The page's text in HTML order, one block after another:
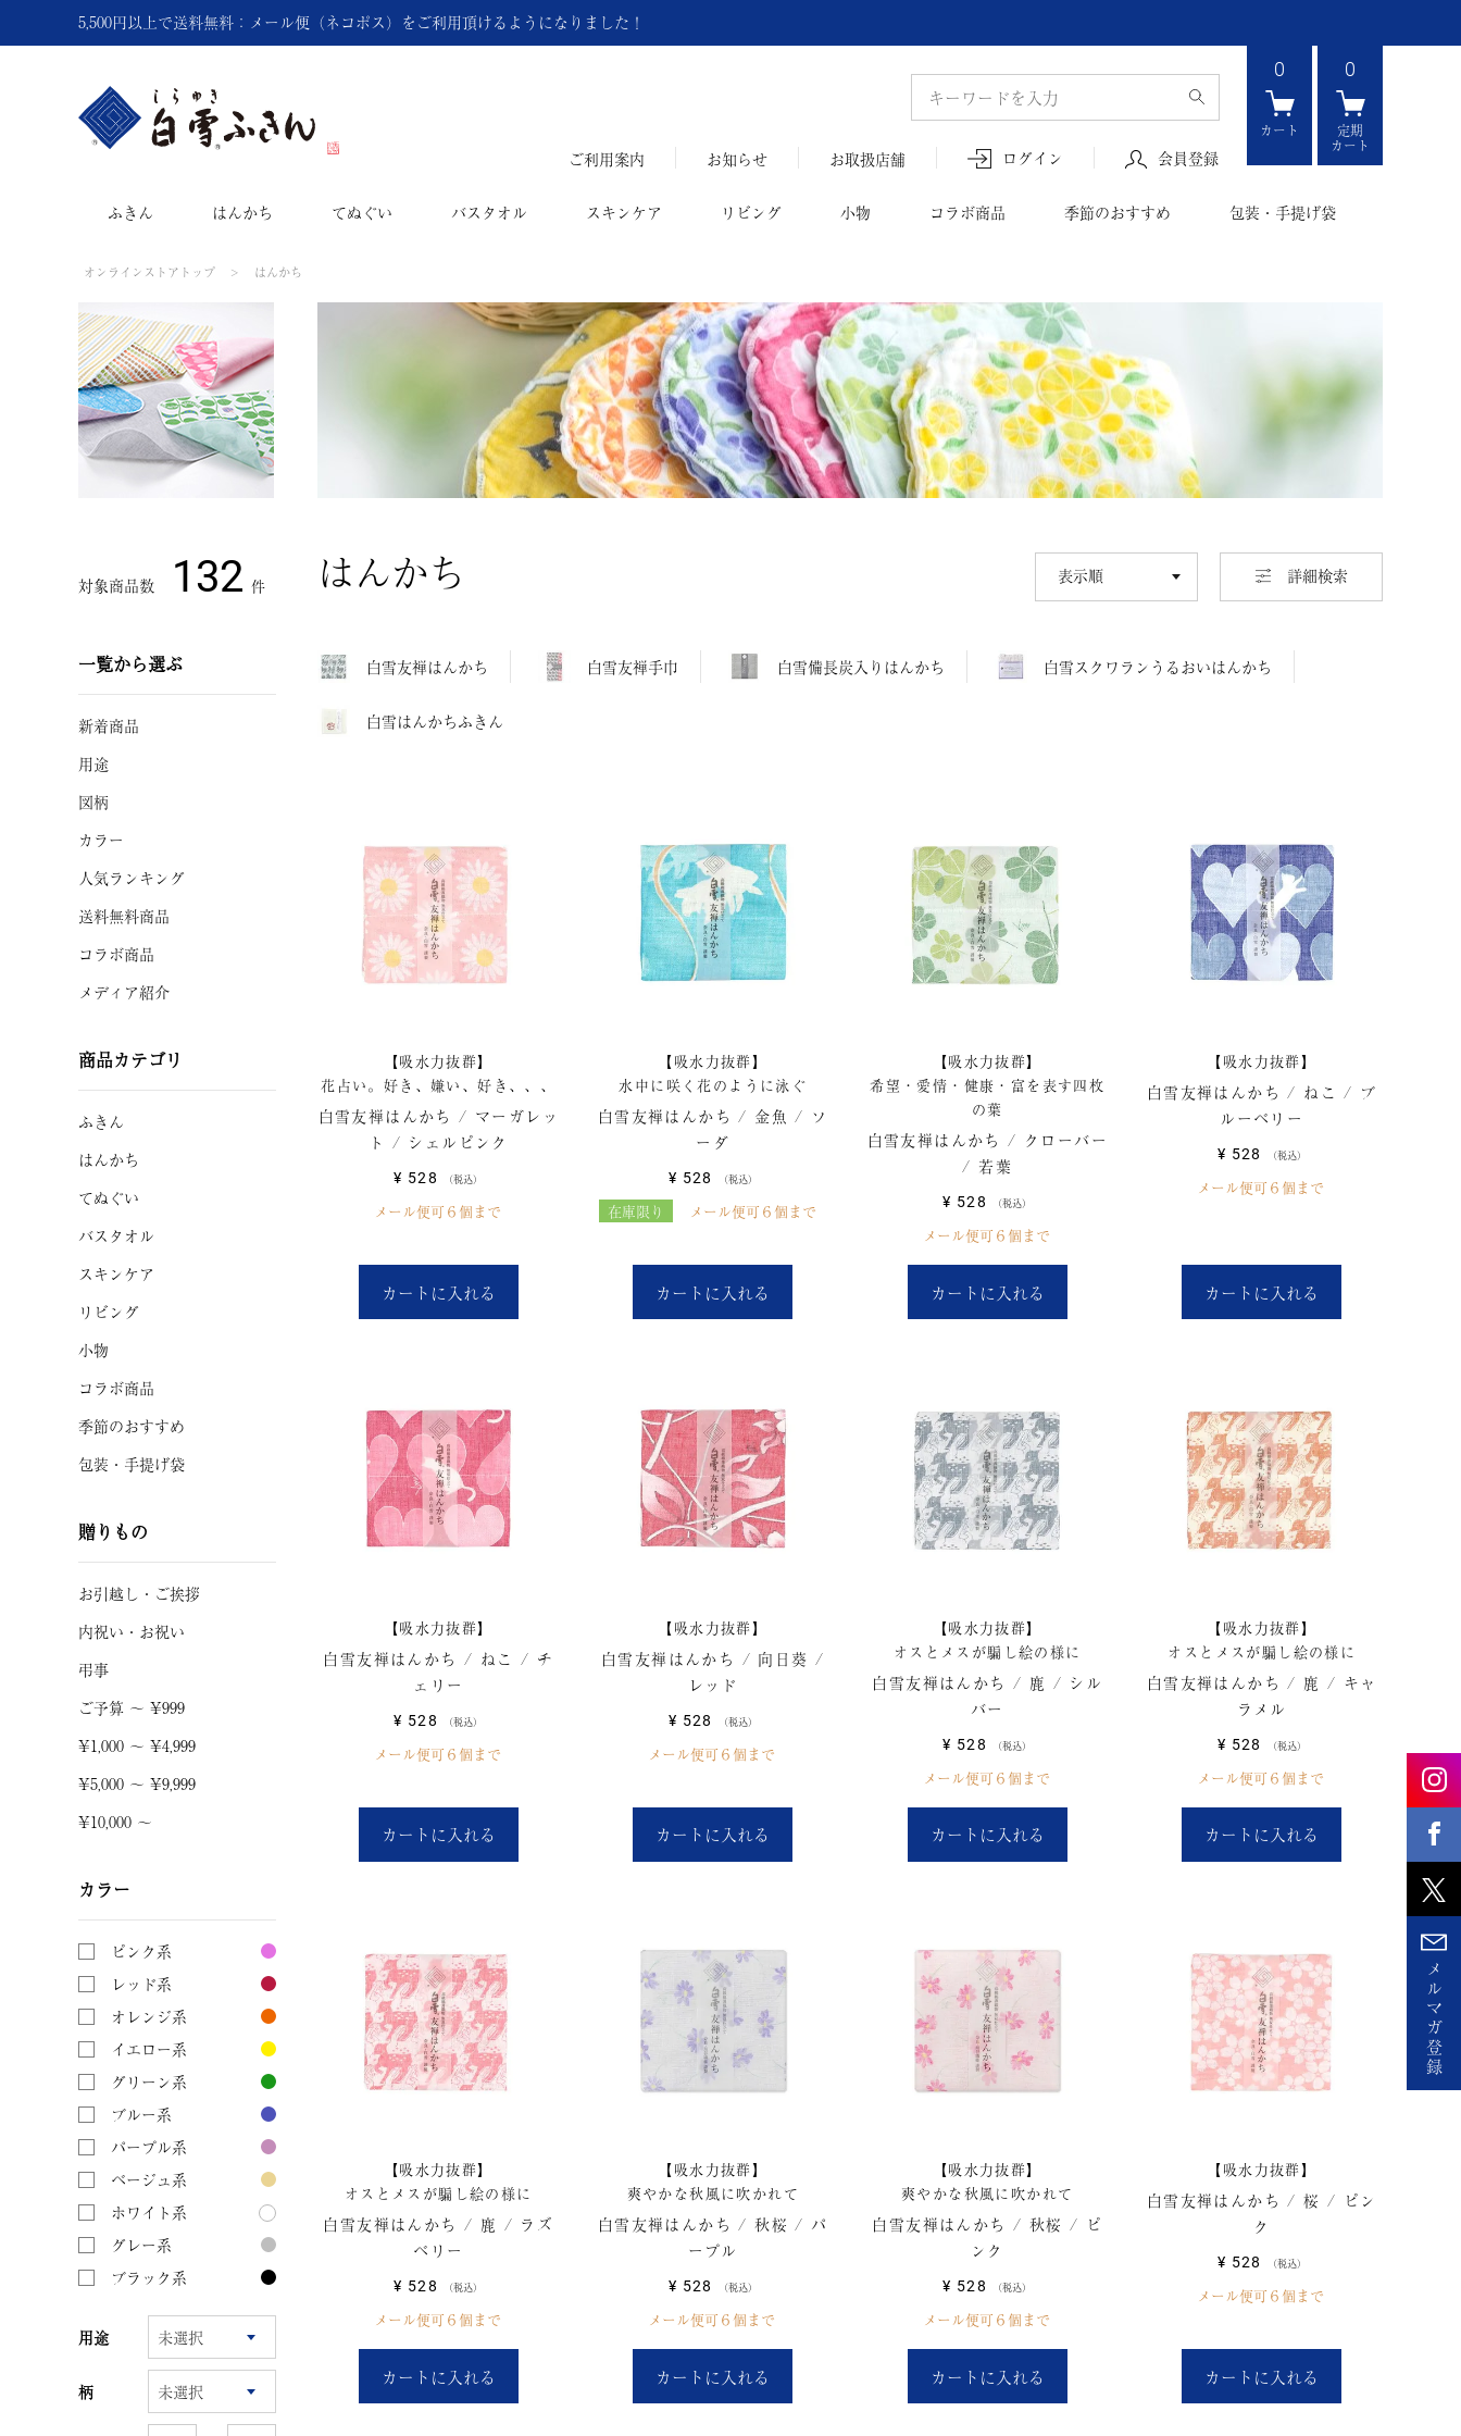
メ
ル
マ
ガ
登
録
5,500円以上で送料無料：メール便（ネコポス）をご利用頂けるようになりました！
ご利用案内 お知らせ お取扱店舗 ログイン 会員登録
0
カート
0
定期
カート
ふきん はんかち てぬぐい バスタオル スキンケア リビング 小物 コラボ商品 季節のおすすめ 包装・手提げ袋
オンラインストアトップ はんかち
はんかち 並び替え
132 詳細検索
一覧から選ぶ
新着商品
用途
図柄
カラー
人気ランキング
送料無料商品
コラボ商品
メディア紹介
商品カテゴリ
ふきん
はんかち
てぬぐい
バスタオル
スキンケア
リビング
小物
コラボ商品
季節のおすすめ
包装・手提げ袋
贈りもの
お引越し ・ ご挨拶
内祝い・お祝い
弔事
ご予算 〜 ¥999
¥1,000 〜 ¥4,999
¥5,000 〜 ¥9,999
¥10,000 〜
カラー
ピンク系
レッド系
オレンジ系
イエロー系
グリーン系
ブルー系
パープル系
ベージュ系
ホワイト系
グレー系
ブラック系
用途
柄
白雪友禅はんかち 白雪友禅手巾 白雪備長炭入りはんかち 白雪スクワランうるおいはんかち
白雪はんかちふきん
【吸水力抜群】
花占い。好き、嫌い、好き、、、
白雪友禅はんかち / マーガレッ
ト / シェルピンク
¥ 528 税込
メール便可６個まで
カートに入れる
【吸水力抜群】
水中に咲く花のように泳ぐ
白雪友禅はんかち / 金魚 / ソ
ーダ
¥ 528 税込
在庫限り メール便可６個まで
カートに入れる
【吸水力抜群】
希望・愛情・健康・富を表す四枚
の葉
白雪友禅はんかち / クローバー
/ 若葉
¥ 528 税込
メール便可６個まで
カートに入れる
【吸水力抜群】
白雪友禅はんかち / ねこ / ブ
ルーベリー
¥ 528 税込
メール便可６個まで
カートに入れる
【吸水力抜群】
白雪友禅はんかち / ねこ / チ
ェリー
¥ 528 税込
メール便可６個まで
カートに入れる
【吸水力抜群】
白雪友禅はんかち / 向日葵 /
レッド
¥ 528 税込
メール便可６個まで
カートに入れる
【吸水力抜群】
オスとメスが騙し絵の様に
白雪友禅はんかち / 鹿 / シル
バー
¥ 528 税込
メール便可６個まで
カートに入れる
【吸水力抜群】
オスとメスが騙し絵の様に
白雪友禅はんかち / 鹿 / キャ
ラメル
¥ 528 税込
メール便可６個まで
カートに入れる
【吸水力抜群】
オスとメスが騙し絵の様に
白雪友禅はんかち / 鹿 / ラズ
ベリー
¥ 528 税込
メール便可６個まで
カートに入れる
【吸水力抜群】
爽やかな秋風に吹かれて
白雪友禅はんかち / 秋桜 / パ
ープル
¥ 528 税込
メール便可６個まで
カートに入れる
【吸水力抜群】
爽やかな秋風に吹かれて
白雪友禅はんかち / 秋桜 / ピ
ンク
¥ 528 税込
メール便可６個まで
カートに入れる
【吸水力抜群】
白雪友禅はんかち / 桜 / ピン
ク
¥ 528 税込
メール便可６個まで
カートに入れる